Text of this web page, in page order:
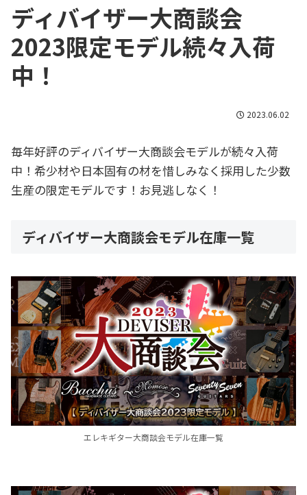
ディバイザー大商談会
2023限定モデル続々入荷
中！
2023.06.02
毎年好評のディバイザー大商談会モデルが続々入荷
中！希少材や日本固有の材を惜しみなく採用した少数
生産の限定モデルです！お見逃しなく！
ディバイザー大商談会モデル在庫一覧
エレキギター大商談会モデル在庫一覧